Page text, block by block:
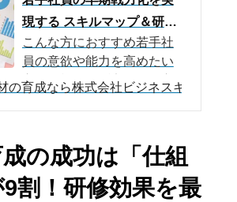
現する スキルマップ＆研修
体系 実践ガイド
こんな方におすすめ若手社
員の意欲や能力を高めたい
方研修効果を測定したい方
oarding）とは、新⼊社員が
組織にスムーズに適応し、
早期に戦⼒化するためのプ
の育成なら株式会社ビジネスキャリア
の成功は「仕組
割！研修効果を最